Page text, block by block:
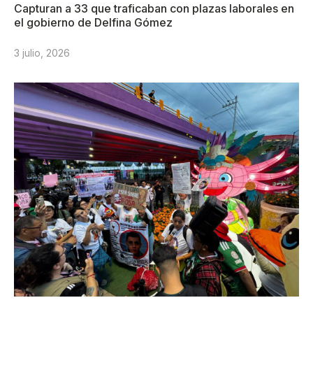
Capturan a 33 que traficaban con plazas laborales en
el gobierno de Delfina Gómez
3 julio, 2026